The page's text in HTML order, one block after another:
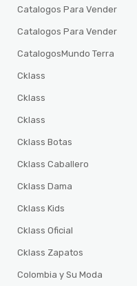
Catalogos Para Vender
Catalogos Para Vender
CatalogosMundo Terra
Cklass
Cklass
Cklass
Cklass Botas
Cklass Caballero
Cklass Dama
Cklass Kids
Cklass Oficial
Cklass Zapatos
Colombia y Su Moda